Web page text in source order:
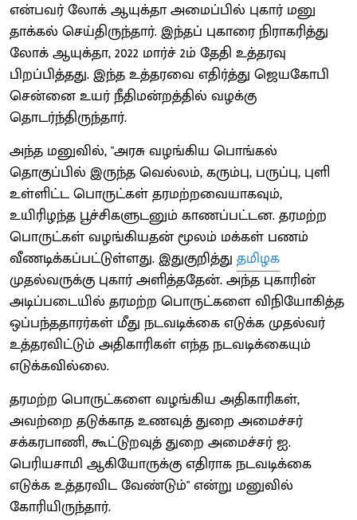
என்பவர் லோக் ஆயுக்தா அமைப்பில் புகார் மனு
தாக்கல் செய்திருந்தார். இந்தப் புகாரை நிராகரித்து
லோக் ஆயுக்தா, 2022 மார்ச் 2ம் தேதி உத்தரவு
பிறப்பித்தது. இந்த உத்தரவை எதிர்த்து ஜெயகோபி
சென்னை உயர் நீதிமன்றத்தில் வழக்கு
தொடர்ந்திருந்தார்.
அந்த மனுவில், "அரசு வழங்கிய பொங்கல்
தொகுப்பில் இருந்த வெல்லம், கரும்பு, பருப்பு, புளி
உள்ளிட்ட பொருட்கள் தரமற்றவையாகவும்,
உயிரிழந்த பூச்சிகளுடனும் காணப்பட்டன. தரமற்ற
பொருட்கள் வழங்கியதன் மூலம் மக்கள் பணம்
வீணடிக்கப்பட்டுள்ளது. இதுகுறித்து தமிழக
முதல்வருக்கு புகார் அளித்ததேன். அந்த புகாரின்
அடிப்படையில் தரமற்ற பொருட்களை விநியோகித்த
ஒப்பந்ததாரர்கள் மீது நடவடிக்கை எடுக்க முதல்வர்
உத்தரவிட்டும் அதிகாரிகள் எந்த நடவடிக்கையும்
எடுக்கவில்லை.
தரமற்ற பொருட்களை வழங்கிய அதிகாரிகள்,
அவற்றை தடுக்காத உணவுத் துறை அமைச்சர்
சக்கரபாணி, கூட்டுறவுத் துறை அமைச்சர் ஐ.
பெரியசாமி ஆகியோருக்கு எதிராக நடவடிக்கை
எடுக்க உத்தரவிட வேண்டும்" என்று மனுவில்
கோரியிருந்தார்.